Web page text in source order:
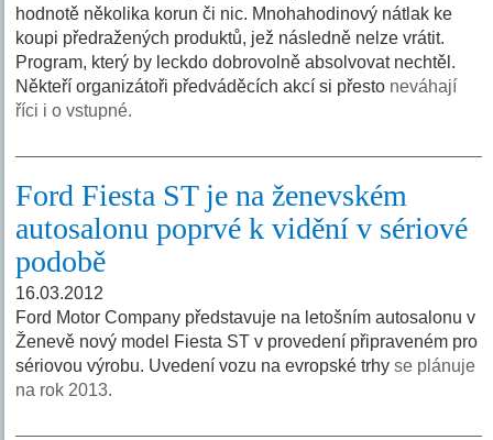
hodnotě několika korun či nic. Mnohahodinový nátlak ke
koupi předražených produktů, jež následně nelze vrátit.
Program, který by leckdo dobrovolně absolvovat nechtěl.
Někteří organizátoři předváděcích akcí si přesto neváhají
říci i o vstupné.
Ford Fiesta ST je na ženevském
autosalonu poprvé k vidění v sériové
podobě
16.03.2012
Ford Motor Company představuje na letošním autosalonu v
Ženevě nový model Fiesta ST v provedení připraveném pro
sériovou výrobu. Uvedení vozu na evropské trhyse plánuje
na rok 2013.